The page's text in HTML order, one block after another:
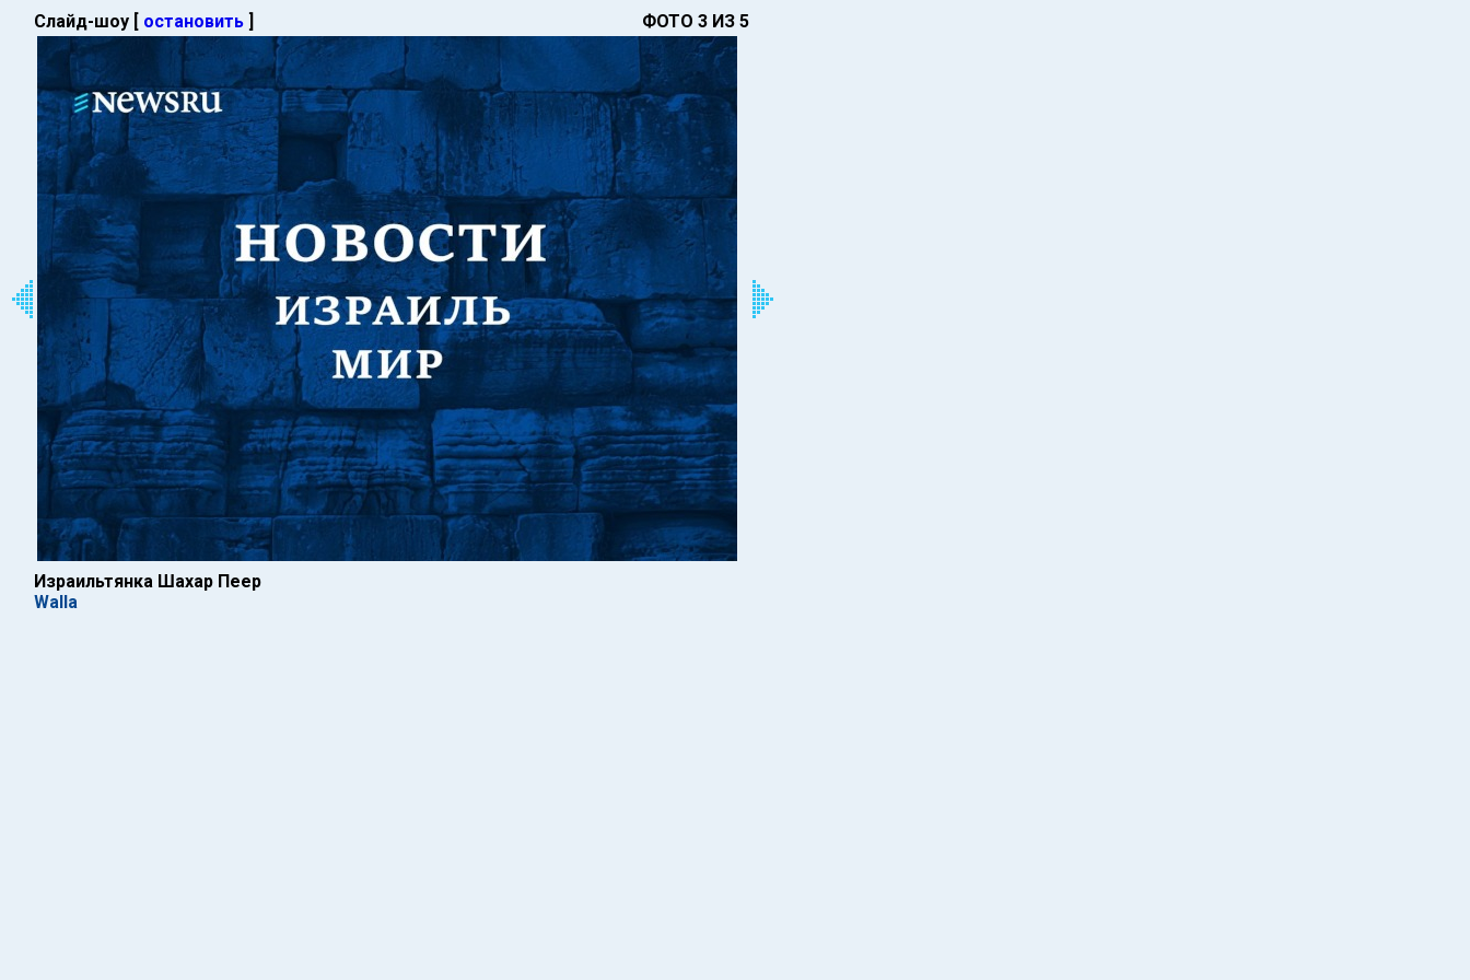
Слайд-шоу [ остановить ] ФОТО 3 ИЗ 5
Израильтянка Шахар Пеер
Walla